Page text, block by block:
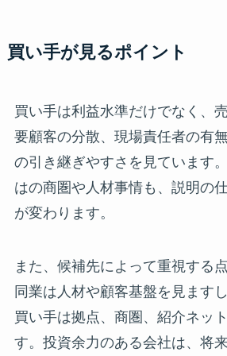
買い手が見るポイント
買い手は利益水準だけでなく、
要顧客の分散、現場責任者の有
の引き継ぎやすさを見ています
はの商圏や人材事情も、説明の
が変わります。
また、候補先によって重視する
同業は人材や顧客基盤を見ます
買い手は拠点、商圏、紹介ネッ
す。投資余力のある会社は、将